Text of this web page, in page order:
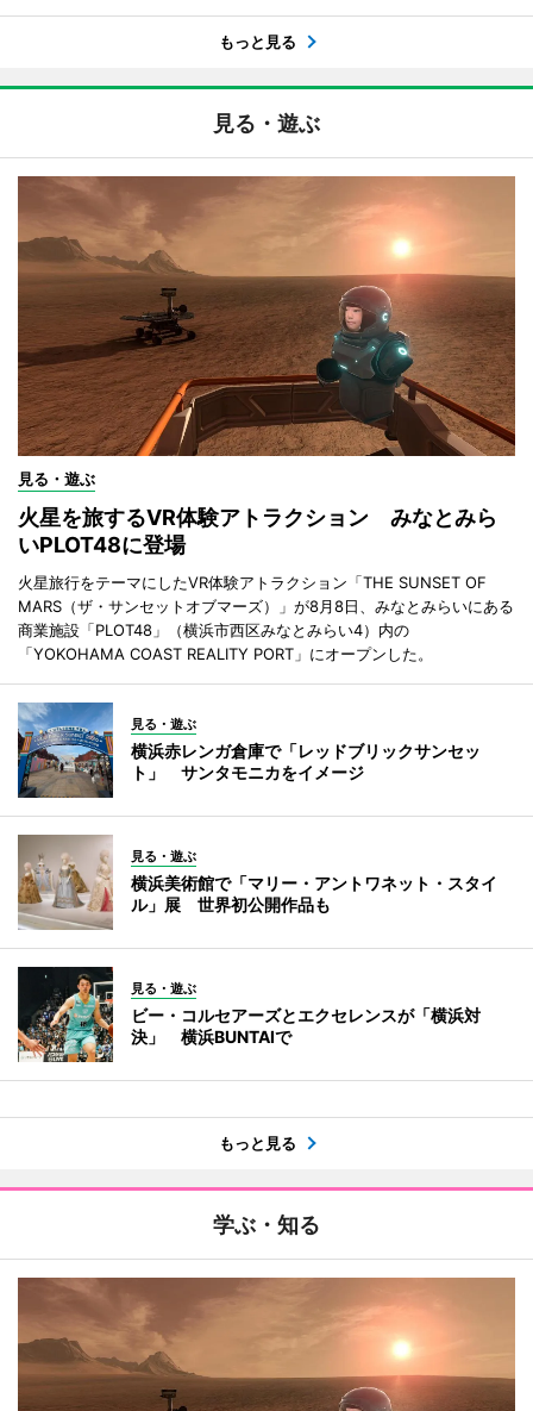
もっと見る
見る・遊ぶ
見る・遊ぶ
火星を旅するVR体験アトラクション みなとみら
いPLOT48に登場
火星旅行をテーマにしたVR体験アトラクション「THE SUNSET OF
MARS（ザ・サンセットオブマーズ）」が8月8日、みなとみらいにある
商業施設「PLOT48」（横浜市西区みなとみらい4）内の
「YOKOHAMA COAST REALITY PORT」にオープンした。
見る・遊ぶ
横浜赤レンガ倉庫で「レッドブリックサンセッ
ト」 サンタモニカをイメージ
見る・遊ぶ
横浜美術館で「マリー・アントワネット・スタイ
ル」展 世界初公開作品も
見る・遊ぶ
ビー・コルセアーズとエクセレンスが「横浜対
決」 横浜BUNTAIで
もっと見る
学ぶ・知る